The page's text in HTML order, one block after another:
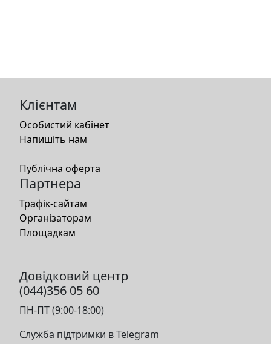
Клієнтам
Особистий кабінет
Напишіть нам
Публічна оферта
Партнера
Трафік-сайтам
Організаторам
Площадкам
Довідковий центр
(044)356 05 60
ПН-ПТ (9:00-18:00)
Служба підтримки в Telegram